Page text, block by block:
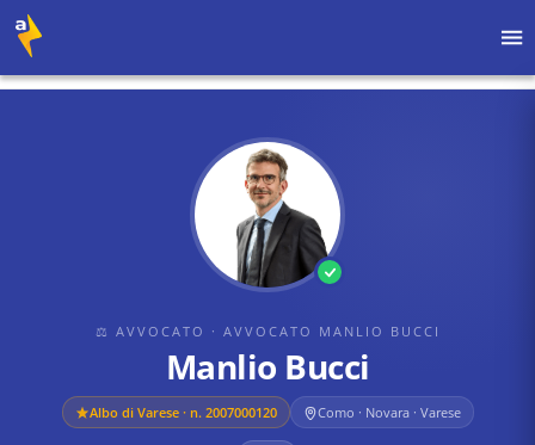
⚖ AVVOCATO · AVVOCATO MANLIO BUCCI
Manlio Bucci
Albo di Varese· n. 2007000120 Como · Novara · Varese